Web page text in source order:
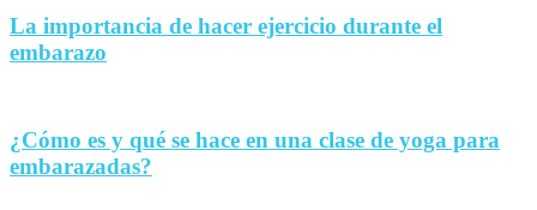
La importancia de hacer ejercicio durante el
embarazo
¿Cómo es y qué se hace en una clase de yoga para
embarazadas?